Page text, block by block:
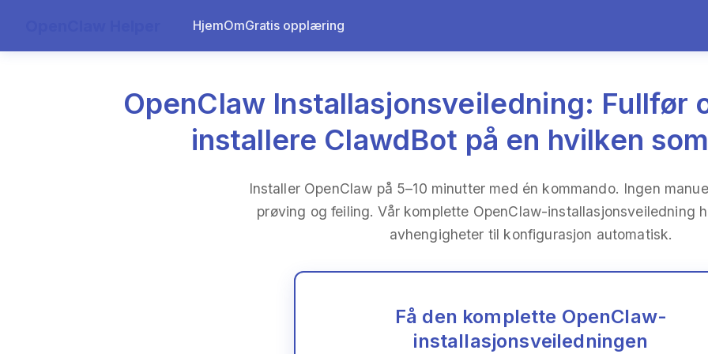
HjemOmGratis opplæring
OpenClaw Installasjonsveiledning:
installere ClawdBot på en hvilken
Installer OpenClaw på 5–10 minutter med én kommando. Ingen
prøving og feiling. Vår komplette OpenClaw-installasjonsveiledning
avhengigheter til konfigurasjon automatisk.
Få den komplette OpenClaw-
installasjonsveiledningen